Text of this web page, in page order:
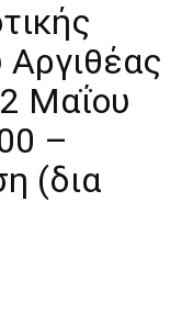
Μαΐου
–
(δια